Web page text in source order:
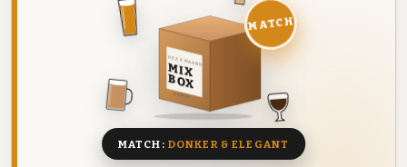
DEZE MAAND
MIX
BOX
8 BIEREN
MATCH
MATCH: DONKER & ELEGANT